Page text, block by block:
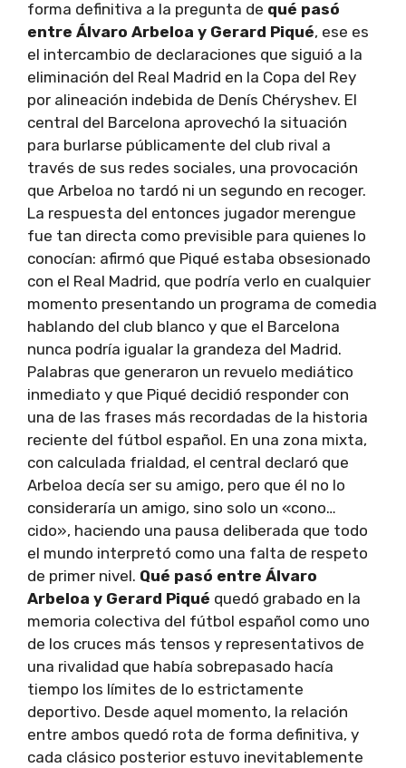
forma definitiva a la pregunta de qué pasó
entre Álvaro Arbeloa y Gerard Piqué, ese es
el intercambio de declaraciones que siguió a la
eliminación del Real Madrid en la Copa del Rey
por alineación indebida de Denís Chéryshev. El
central del Barcelona aprovechó la situación
para burlarse públicamente del club rival a
través de sus redes sociales, una provocación
que Arbeloa no tardó ni un segundo en recoger.
La respuesta del entonces jugador merengue
fue tan directa como previsible para quienes lo
conocían: afirmó que Piqué estaba obsesionado
con el Real Madrid, que podría verlo en cualquier
momento presentando un programa de comedia
hablando del club blanco y que el Barcelona
nunca podría igualar la grandeza del Madrid.
Palabras que generaron un revuelo mediático
inmediato y que Piqué decidió responder con
una de las frases más recordadas de la historia
reciente del fútbol español. En una zona mixta,
con calculada frialdad, el central declaró que
Arbeloa decía ser su amigo, pero que él no lo
consideraría un amigo, sino solo un «cono…
cido», haciendo una pausa deliberada que todo
el mundo interpretó como una falta de respeto
de primer nivel. Qué pasó entre Álvaro
Arbeloa y Gerard Piqué quedó grabado en la
memoria colectiva del fútbol español como uno
de los cruces más tensos y representativos de
una rivalidad que había sobrepasado hacía
tiempo los límites de lo estrictamente
deportivo. Desde aquel momento, la relación
entre ambos quedó rota de forma definitiva, y
cada clásico posterior estuvo inevitablemente